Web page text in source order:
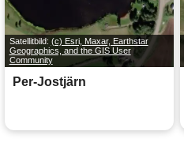
Satellitbild: (c) Esri, Maxar, Earthstar
Geographics, and the GIS User
Community
Per-Jostjärn